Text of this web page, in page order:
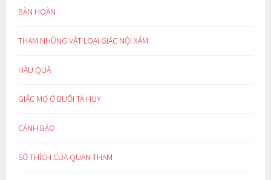
BÀN HOÀN
THAM NHŨNG VẶT LOẠI GIẶC NỘI XÂM
HẬU QUẢ
GIẤC MƠ Ở BUỔI TÀ HUY
CẢNH BÁO
SỞ THÍCH CỦA QUAN THAM